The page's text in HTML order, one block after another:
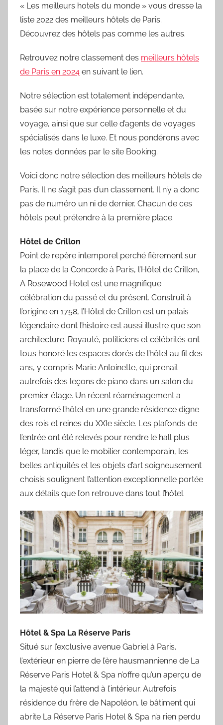
« Les meilleurs hotels du monde » vous dresse la
liste 2022 des meilleurs hôtels de Paris.
Découvrez des hôtels pas comme les autres.
Retrouvez notre classement des meilleurs hôtels
de Paris en 2024 en suivant le lien.
Notre sélection est totalement indépendante,
basée sur notre expérience personnelle et du
voyage, ainsi que sur celle d’agents de voyages
spécialisés dans le luxe. Et nous pondérons avec
les notes données par le site Booking.
Voici donc notre sélection des meilleurs hôtels de
Paris. Il ne s’agit pas d’un classement. Il n’y a donc
pas de numéro un ni de dernier. Chacun de ces
hôtels peut prétendre à la première place.
Hôtel de Crillon
Point de repère intemporel perché fièrement sur
la place de la Concorde à Paris, l’Hôtel de Crillon,
A Rosewood Hotel est une magnifique
célébration du passé et du présent. Construit à
l’origine en 1758, l’Hôtel de Crillon est un palais
légendaire dont l’histoire est aussi illustre que son
architecture. Royauté, politiciens et célébrités ont
tous honoré les espaces dorés de l’hôtel au fil des
ans, y compris Marie Antoinette, qui prenait
autrefois des leçons de piano dans un salon du
premier étage. Un récent réaménagement a
transformé l’hôtel en une grande résidence digne
des rois et reines du XXIe siècle. Les plafonds de
l’entrée ont été relevés pour rendre le hall plus
léger, tandis que le mobilier contemporain, les
belles antiquités et les objets d’art soigneusement
choisis soulignent l’attention exceptionnelle portée
aux détails que l’on retrouve dans tout l’hôtel.
Hôtel & Spa La Réserve Paris
Situé sur l’exclusive avenue Gabriel à Paris,
l’extérieur en pierre de l’ère hausmannienne de La
Réserve Paris Hotel & Spa n’offre qu’un aperçu de
la majesté qui l’attend à l’intérieur. Autrefois
résidence du frère de Napoléon, le bâtiment qui
abrite La Réserve Paris Hotel & Spa n’a rien perdu